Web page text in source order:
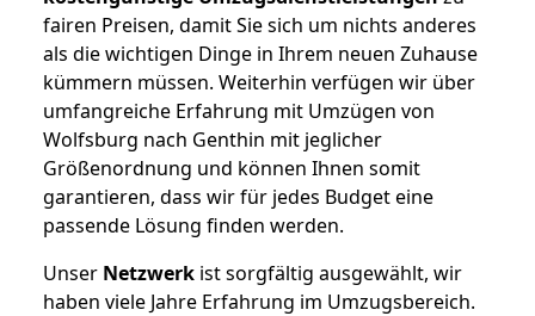
fairen Preisen, damit Sie sich um nichts anderes
als die wichtigen Dinge in Ihrem neuen Zuhause
kümmern müssen. Weiterhin verfügen wir über
umfangreiche Erfahrung mit Umzügen von
Wolfsburg nach Genthin mit jeglicher
Größenordnung und können Ihnen somit
garantieren, dass wir für jedes Budget eine
passende Lösung finden werden.
Unser Netzwerk ist sorgfältig ausgewählt, wir
haben viele Jahre Erfahrung im Umzugsbereich.